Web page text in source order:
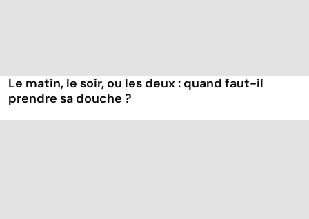
Le matin, le soir, ou les deux : quand faut-il
prendre sa douche ?